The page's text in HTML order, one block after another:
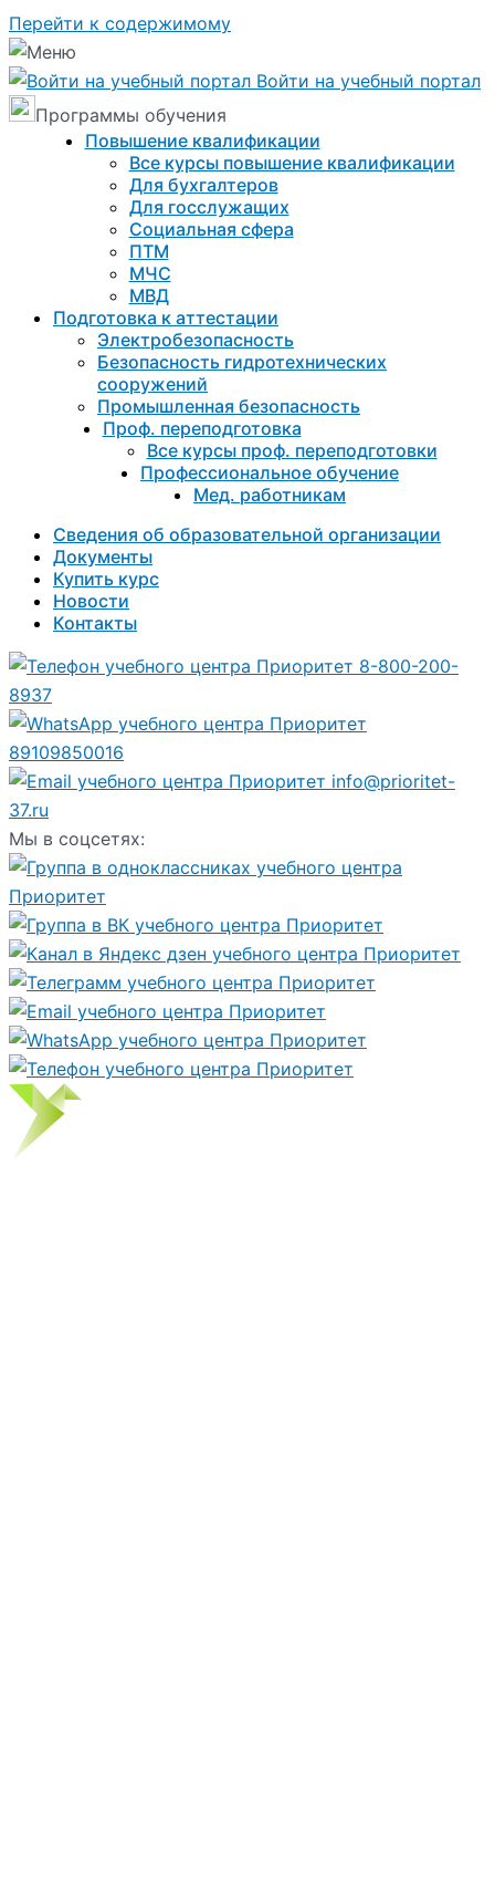
Перейти к содержимому
Войти на учебный портал
Программы обучения
Повышение квалификации
Все курсы повышение квалификации
Для бухгалтеров
Для госслужащих
Социальная сфера
ПТМ
МЧС
МВД
Подготовка к aттестации
Электробезопасность
Безопасность гидротехнических
сооружений
Промышленная безопасность
Проф. переподготовка
Все курсы проф. переподготовки
Профессиональное обучение
Мед. работникам
Сведения об образовательной организации
Документы
Купить курс
Новости
Контакты
8-800-200-
8937
89109850016
info@prioritet-
37.ru
Мы в соцсетях: